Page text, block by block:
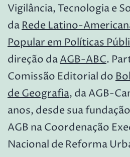
Vigilância, Tecnologia e
daRede Latino-
Popular em Políticas
direção daAGB-ABC.
Comissão Editorial do
de Geografia, da AGB-
anos, desde sua
AGB na Coordenação
Nacional de Reforma